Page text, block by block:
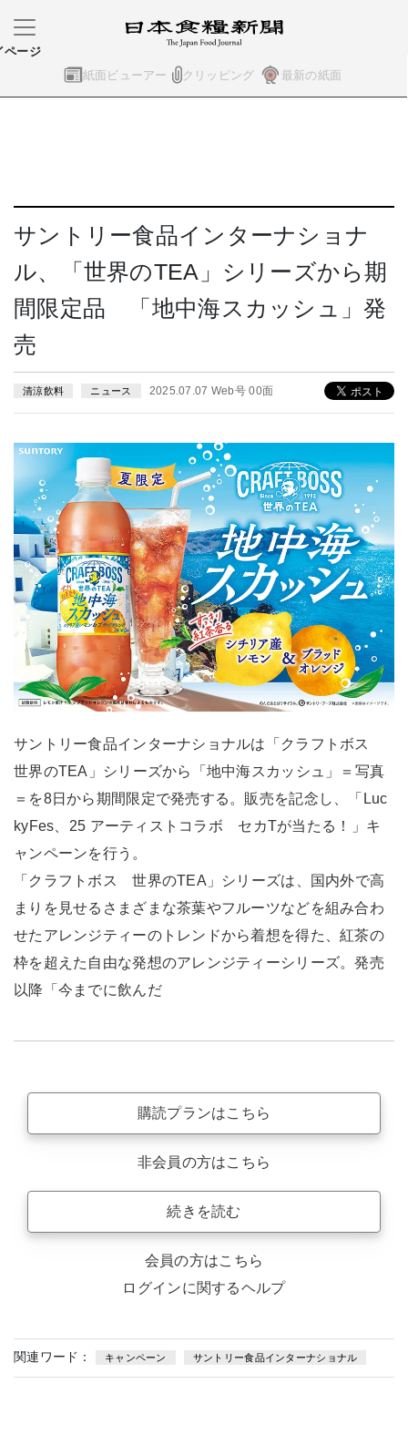
紙面ビューアー クリッピング 最新の紙面
ページ
サントリー食品インターナショナ
ル、「世界のTEA」シリーズから期
間限定品 「地中海スカッシュ」発
売
清涼飲料 ニュース 2025.07.07 Web号 00面
サントリー食品インターナショナルは「クラフトボス
世界のTEA」シリーズから「地中海スカッシュ」＝写真
＝を8日から期間限定で発売する。販売を記念し、「Luc
kyFes、25 アーティストコラボ セカTが当たる！」キ
ャンペーンを行う。
「クラフトボス 世界のTEA」シリーズは、国内外で高
まりを見せるさまざまな茶葉やフルーツなどを組み合わ
せたアレンジティーのトレンドから着想を得た、紅茶の
枠を超えた自由な発想のアレンジティーシリーズ。発売
以降「今までに飲んだ
購読プランはこちら
非会員の方はこちら
続きを読む
会員の方はこちら
ログインに関するヘルプ
関連ワード： キャンペーン サントリー食品インターナショナル